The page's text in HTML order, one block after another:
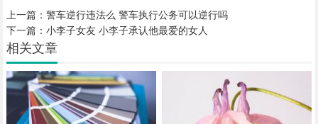
上一篇： 警车逆行违法么 警车执行公务可以逆行吗
下一篇： 小李子女友 小李子承认他最爱的女人
相关文章